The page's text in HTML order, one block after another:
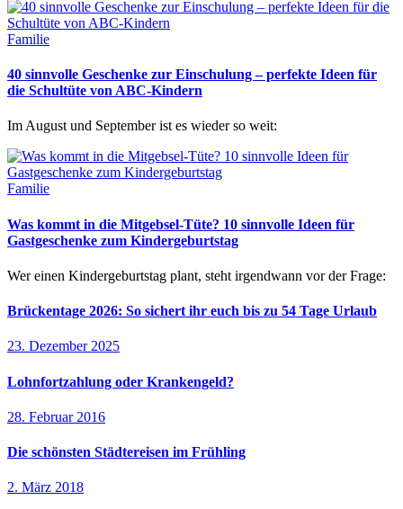
Familie
40 sinnvolle Geschenke zur Einschulung – perfekte Ideen für
die Schultüte von ABC-Kindern
Im August und September ist es wieder so weit:
Familie
Was kommt in die Mitgebsel-Tüte? 10 sinnvolle Ideen für
Gastgeschenke zum Kindergeburtstag
Wer einen Kindergeburtstag plant, steht irgendwann vor der Frage:
Brückentage 2026: So sichert ihr euch bis zu 54 Tage Urlaub
23. Dezember 2025
Lohnfortzahlung oder Krankengeld?
28. Februar 2016
Die schönsten Städtereisen im Frühling
2. März 2018